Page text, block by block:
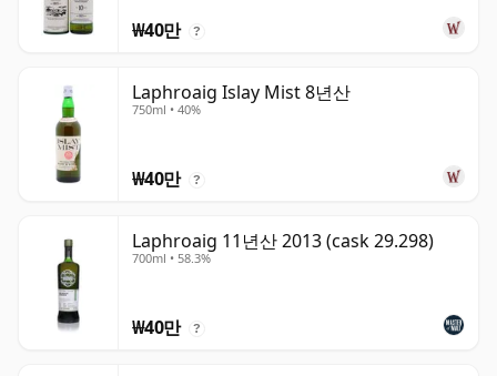
₩40만 ?
Laphroaig Islay Mist 8년산
750ml • 40%
₩40만 ?
Laphroaig 11년산 2013 (cask 29.298)
700ml • 58.3%
₩40만 ?